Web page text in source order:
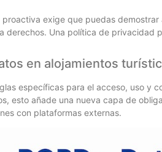
exige que puedas
Una política de privacidad
en alojamientos
específicas para el acceso, uso y
esto añade una nueva capa de
con plataformas externas.